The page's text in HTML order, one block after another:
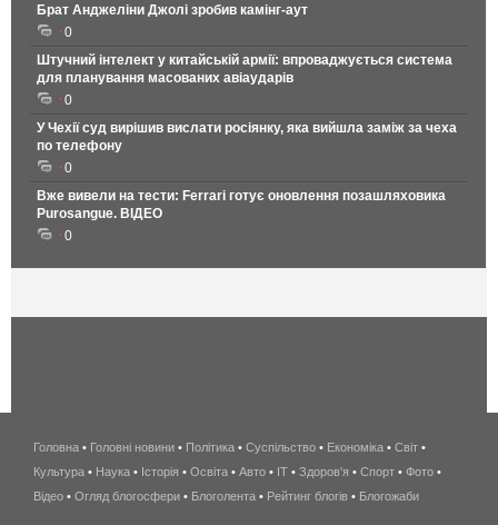
Брат Анджеліни Джолі зробив камінг-аут
0
Штучний інтелект у китайській армії: впроваджується система
для планування масованих авіаударів
0
У Чехії суд вирішив вислати росіянку, яка вийшла заміж за чеха
по телефону
0
Вже вивели на тести: Ferrari готує оновлення позашляховика
Purosangue. ВІДЕО
0
беспроводной
интернет
киев
Головна • Головні новини • Політика • Суспільство • Економіка • Світ •
Культура • Наука • Історія • Освіта • Авто • IT • Здоров'я • Спорт • Фото •
Відео • Огляд блогосфери • Блоголента • Рейтинг блогів • Блогожаби